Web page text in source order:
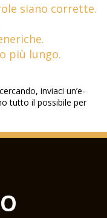
siano corrette.
più lungo.
inviaci un’e-
tutto il possibile per